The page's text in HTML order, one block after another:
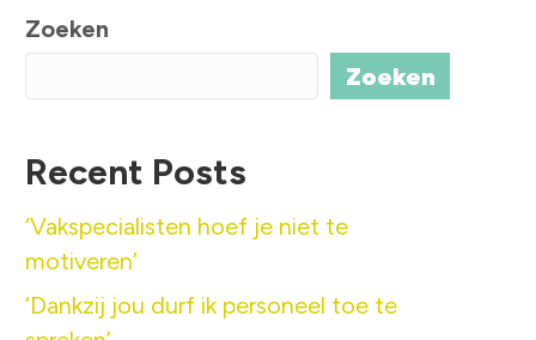
Zoeken
Zoeken
Recent Posts
‘Vakspecialisten hoef je niet te
motiveren’
‘Dankzij jou durf ik personeel toe te